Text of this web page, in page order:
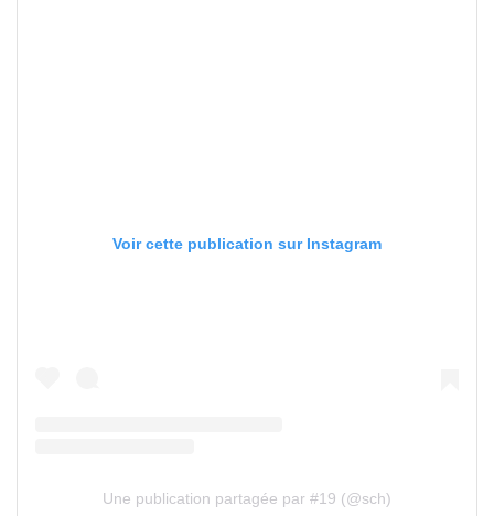
Voir cette publication sur Instagram
Une publication partagée par #19 (@sch)